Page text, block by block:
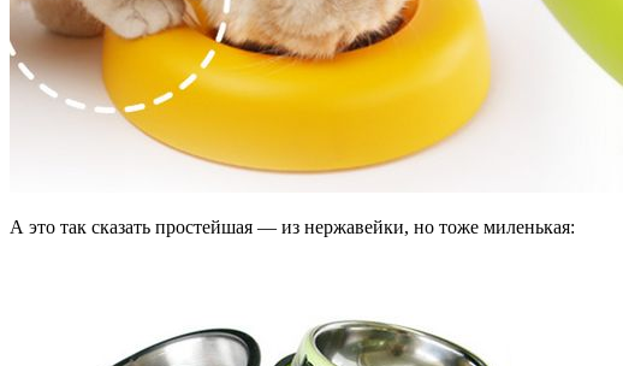
А это так сказать простейшая — из нержавейки, но тоже миленькая: